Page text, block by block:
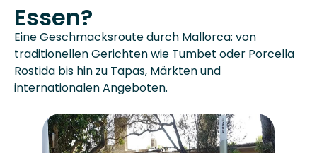
Essen?
Eine Geschmacksroute durch Mallorca: von
traditionellen Gerichten wie Tumbet oder Porcella
Rostida bis hin zu Tapas, Märkten und
internationalen Angeboten.